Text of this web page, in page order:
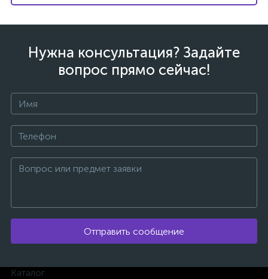
Нужна консультация? Задайте
вопрос прямо сейчас!
Отправить сообщение
Каталог